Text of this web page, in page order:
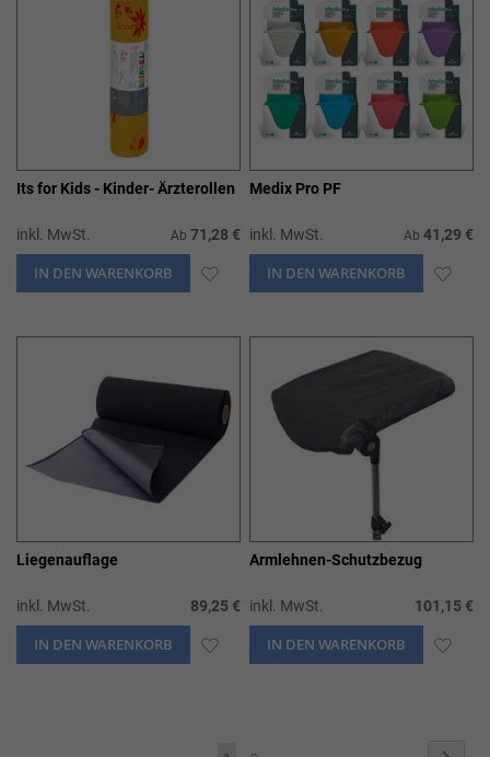
Its for Kids - Kinder- Ärzterollen
inkl. MwSt. Ab 71,28 €
IN DEN WARENKORB ZUR
Medix Pro PF
inkl. MwSt. Ab 41,29 €
IN DEN WARENKORB ZUR
Liegenauflage
inkl. MwSt. 89,25 €
IN DEN WARENKORB ZUR
Armlehnen-Schutzbezug
inkl. MwSt. 101,15 €
IN DEN WARENKORB ZUR
Seite